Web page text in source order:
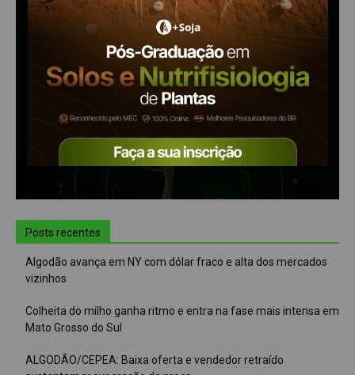
Posts recentes
Algodão avança em NY com dólar fraco e alta dos mercados
vizinhos
Colheita do milho ganha ritmo e entra na fase mais intensa em
Mato Grosso do Sul
ALGODÃO/CEPEA: Baixa oferta e vendedor retraído